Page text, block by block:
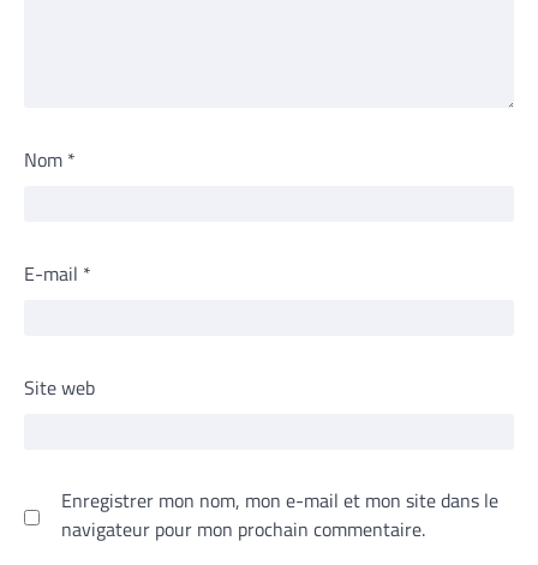
Nom *
E-mail *
Site web
Enregistrer mon nom, mon e-mail et mon site dans le
navigateur pour mon prochain commentaire.